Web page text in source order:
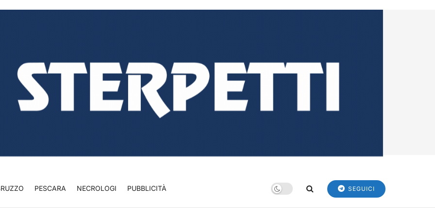
PESCARA NECROLOGI PUBBLICITÀ SEGUICI